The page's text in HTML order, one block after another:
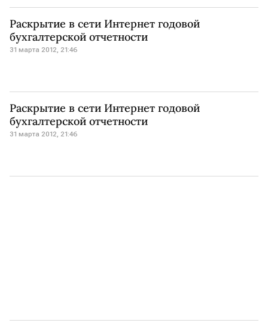
Раскрытие в сети Интернет годовой
бухгалтерской отчетности
31 марта 2012, 21:46
Раскрытие в сети Интернет годовой
бухгалтерской отчетности
31 марта 2012, 21:46